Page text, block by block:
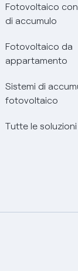
Fotovoltaico
di accumulo
Fotovoltaico da
appartamento
Sistemi di
fotovoltaico
Tutte le soluzioni